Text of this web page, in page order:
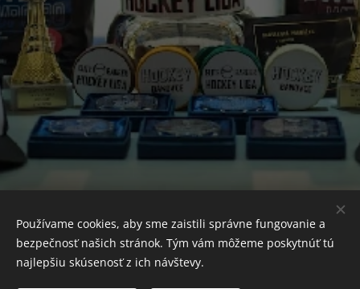
Používame cookies, aby sme zaistili správne fungovanie a
bezpečnosť našich stránok. Tým vám môžeme poskytnúť tú
najlepšiu skúsenosť z ich návštevy.